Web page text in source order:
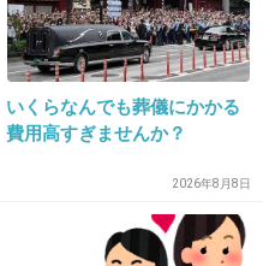
一覧を作ってほしい
いくらなんでも葬儀にかかる
費用高すぎませんか？
2026年8月8日